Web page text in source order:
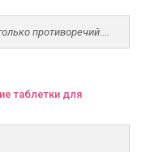
противоречий....
таблетки для